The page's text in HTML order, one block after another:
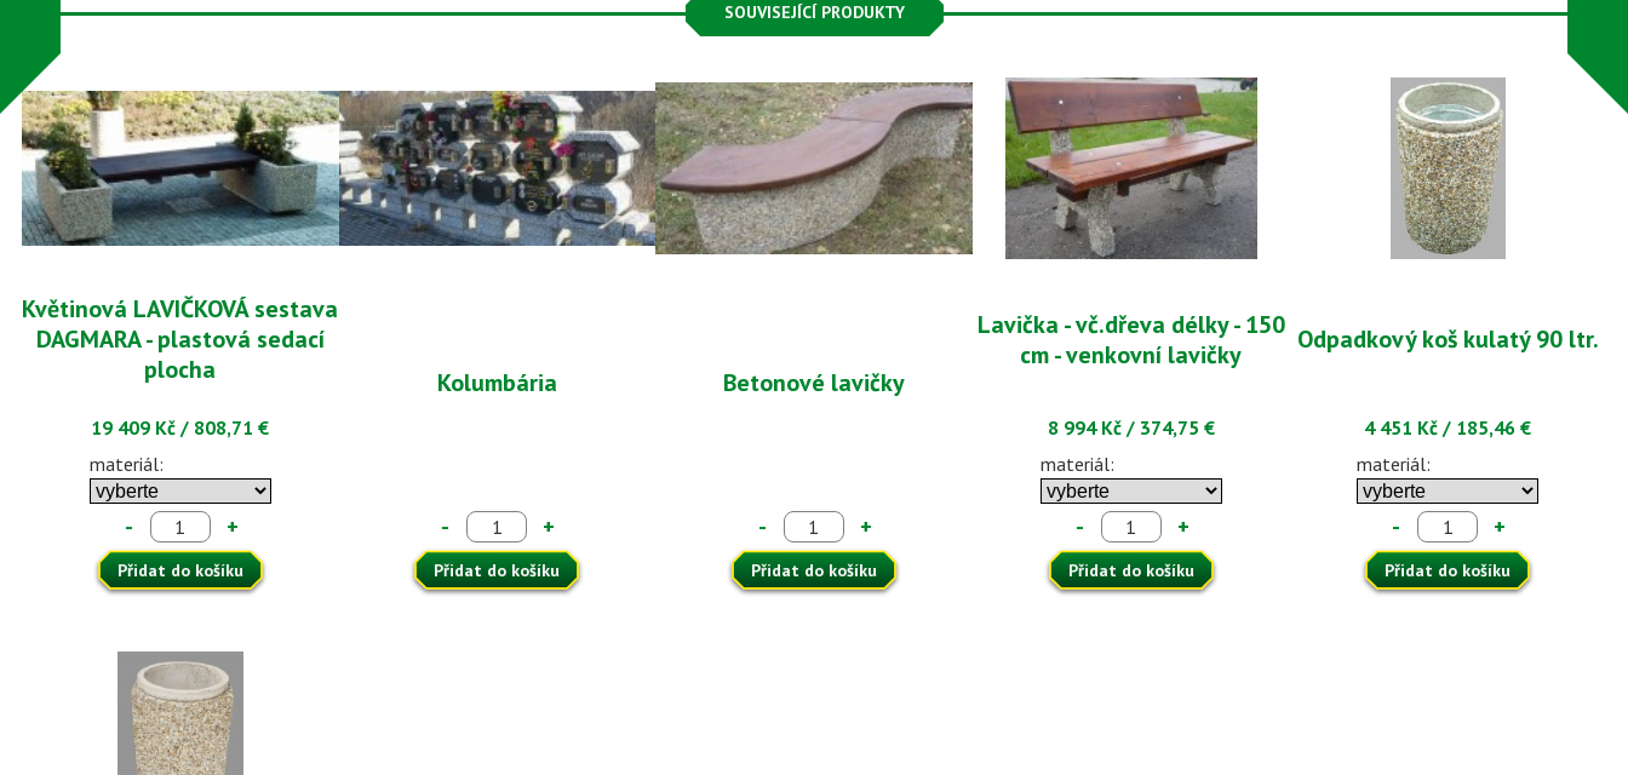
SOUVISEJÍCÍ PRODUKTY
Květinová LAVIČKOVÁ sestava
DAGMARA - plastová sedací
plocha
19 409 Kč / 808,71 €
materiál:
- +
Přidat do košíku
Kolumbária
- +
Přidat do košíku
Betonové lavičky
- +
Přidat do košíku
Lavička - vč.dřeva délky - 150
cm - venkovní lavičky
8 994 Kč/ 374,75 €
materiál:
- +
Přidat do košíku
Odpadkový koš kulatý 90 ltr.
4 451 Kč / 185,46 €
materiál:
- +
Přidat do košíku